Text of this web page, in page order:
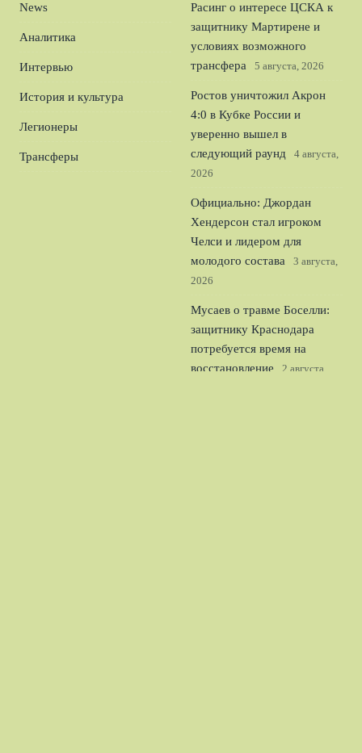
News
Аналитика
Интервью
История и культура
Легионеры
Трансферы
Расинг о интересе ЦСКА к
защитнику Мартирене и
условиях возможного
трансфера
5 августа, 2026
Ростов уничтожил Акрон
4:0 в Кубке России и
уверенно вышел в
следующий раунд
4 августа,
2026
Официально: Джордан
Хендерсон стал игроком
Челси и лидером для
молодого состава
3 августа,
2026
Мусаев о травме Боселли:
защитнику Краснодара
потребуется время на
восстановление
2 августа,